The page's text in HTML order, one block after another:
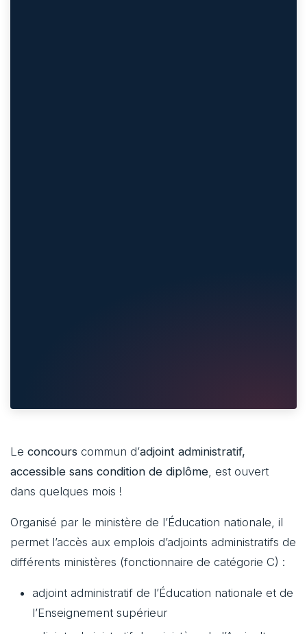
Le concours commun d’adjoint administratif,
accessible sans condition de diplôme , est ouvert
dans quelques mois !
Organisé par le ministère de l’Éducation nationale, il
permet l’accès aux emplois d’adjoints administratifs de
différents ministères (fonctionnaire de catégorie C) :
adjoint administratif de l’Éducation nationale et de
l’Enseignement supérieur